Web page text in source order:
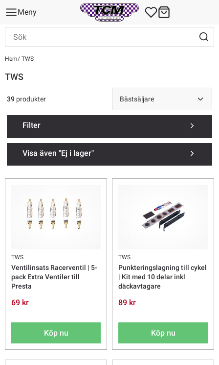
Meny
Hem TWS
TWS
Filter
Visa även "Ej i lager"
39 produkter
TWS
Ventilinsats Racerventil | 5-
pack Extra Ventiler till
Presta
69 kr
Köp nu
TWS
Punkteringslagning till cykel
| Kit med 10 delar inkl
däckavtagare
89 kr
Köp nu